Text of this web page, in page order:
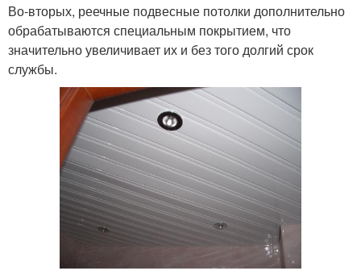
Во-вторых, реечные подвесные потолки дополнительно
обрабатываются специальным покрытием, что
значительно увеличивает их и без того долгий срок
службы.